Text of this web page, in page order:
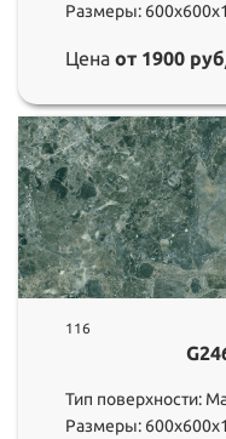
Размеры:
Цена от 1900
116
Тип поверхности:
Размеры: